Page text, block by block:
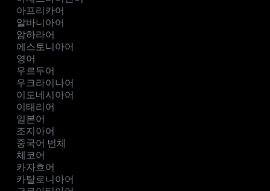
아프리카어
알바니아어
암하라어
에스토니아어
영어
우르두어
우크라이나어
이도네시아어
이태리어
일본어
조지아어
중국어 번체
체코어
카자흐어
카탈로니아어